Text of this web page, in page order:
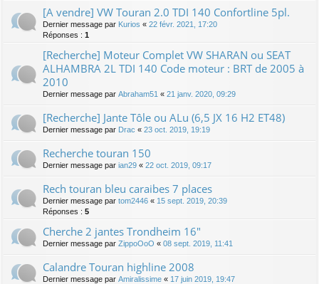
[A vendre] VW Touran 2.0 TDI 140 Confortline 5pl.
Dernier message par Kurios « 22 févr. 2021, 17:20
Réponses : 1
[Recherche] Moteur Complet VW SHARAN ou SEAT
ALHAMBRA 2L TDI 140 Code moteur : BRT de 2005 à
2010
Dernier message par Abraham51 « 21 janv. 2020, 09:29
[Recherche] Jante Tôle ou ALu (6,5 JX 16 H2 ET48)
Dernier message par Drac « 23 oct. 2019, 19:19
Recherche touran 150
Dernier message par ian29 « 22 oct. 2019, 09:17
Rech touran bleu caraibes 7 places
Dernier message par tom2446 « 15 sept. 2019, 20:39
Réponses : 5
Cherche 2 jantes Trondheim 16"
Dernier message par ZippoOoO « 08 sept. 2019, 11:41
Calandre Touran highline 2008
Dernier message par Amiralissime « 17 juin 2019, 19:47